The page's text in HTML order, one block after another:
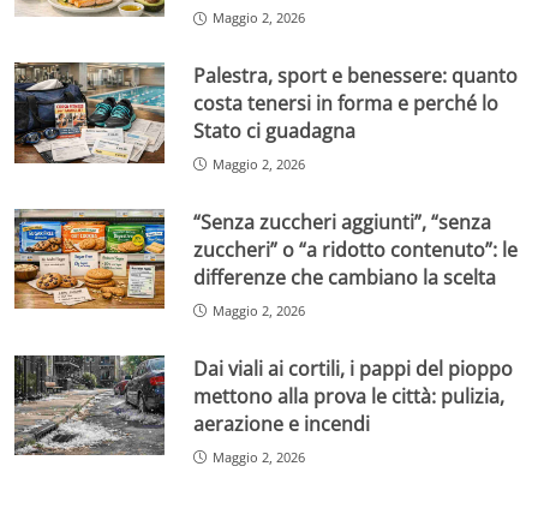
Maggio 2, 2026
Palestra, sport e benessere: quanto
costa tenersi in forma e perché lo
Stato ci guadagna
Maggio 2, 2026
“Senza zuccheri aggiunti”, “senza
zuccheri” o “a ridotto contenuto”: le
differenze che cambiano la scelta
Maggio 2, 2026
Dai viali ai cortili, i pappi del pioppo
mettono alla prova le città: pulizia,
aerazione e incendi
Maggio 2, 2026